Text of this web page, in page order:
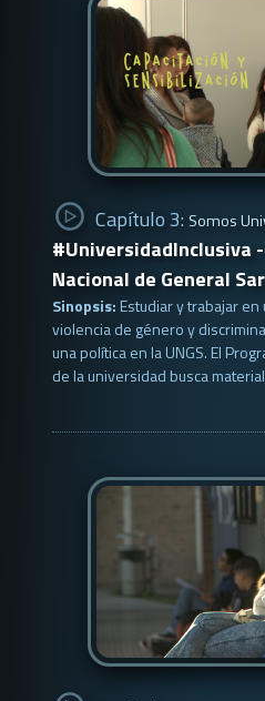
Capítulo 3: Somos
#UniversidadInclusiva
Nacional de General
Sinopsis: Estudiar y trabajar
violencia de género y
una política en la UNGS. El
de la universidad busca